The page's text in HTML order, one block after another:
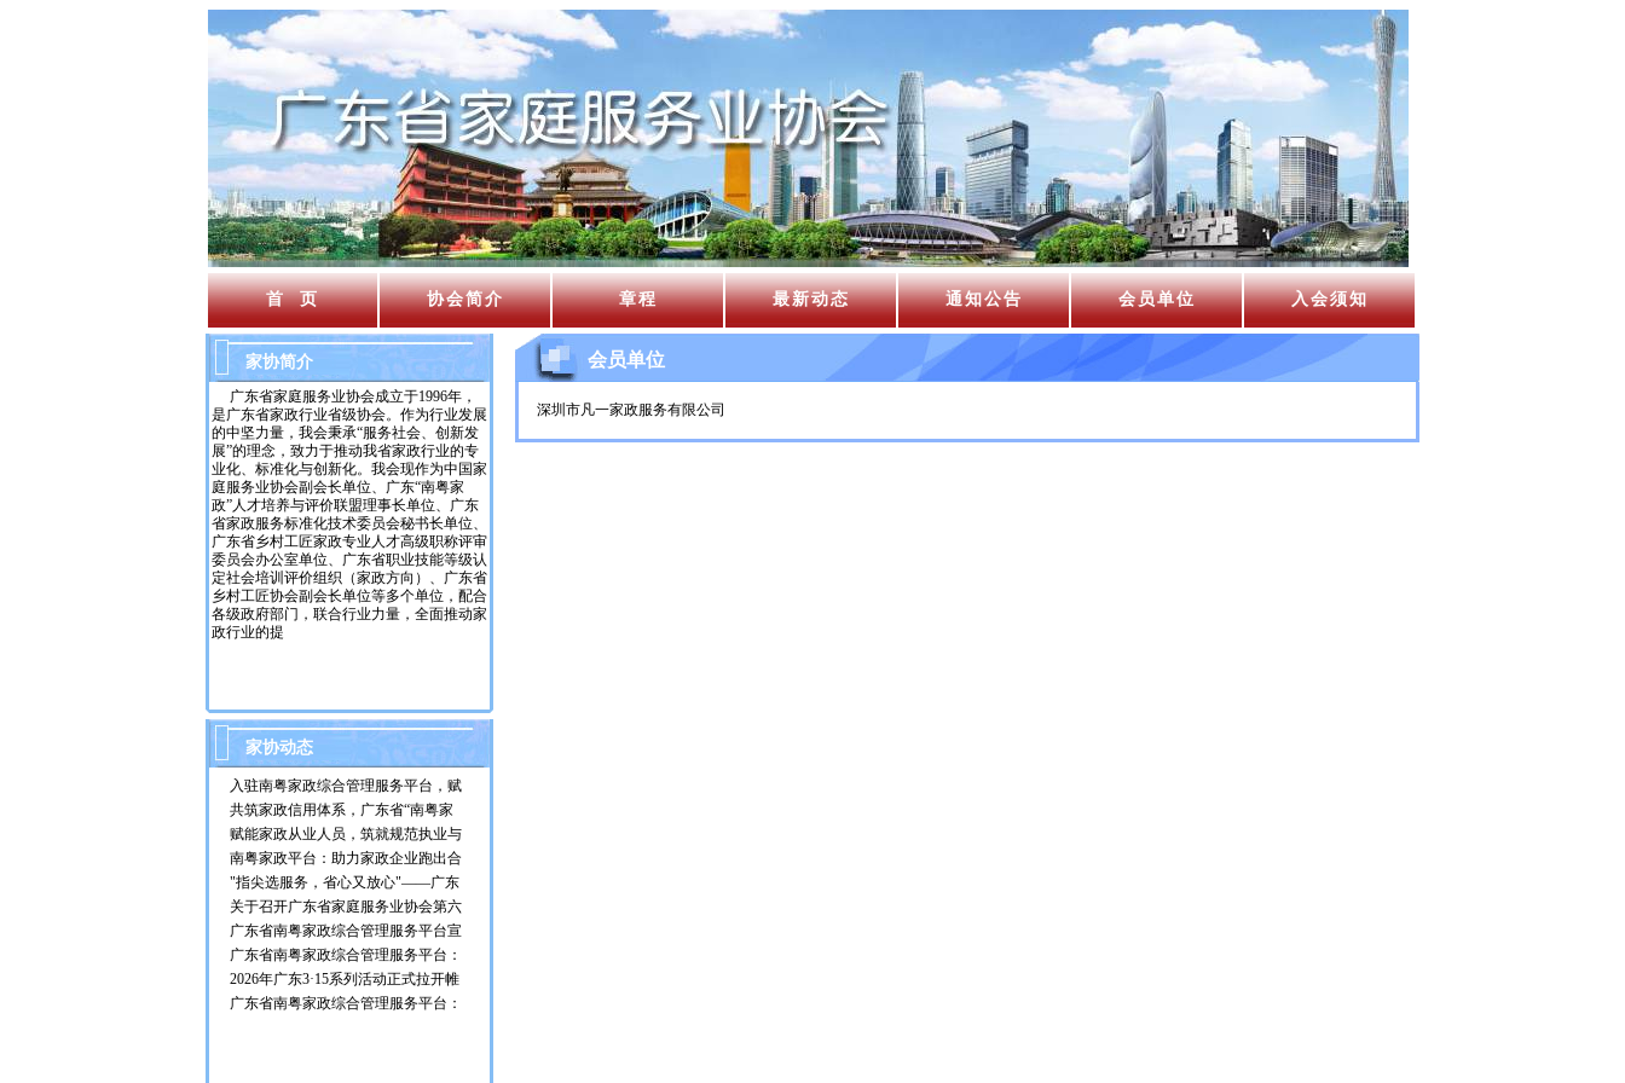
首 页 协会简介 章程 最新动态 通知公告 会员单位 入会须知
家协简介
广东省家庭服务业协会成立于1996年，
是广东省家政行业省级协会。作为行业发展
的中坚力量，我会秉承“服务社会、创新发
展”的理念，致力于推动我省家政行业的专
业化、标准化与创新化。我会现作为中国家
庭服务业协会副会长单位、广东“南粤家
政”人才培养与评价联盟理事长单位、广东
省家政服务标准化技术委员会秘书长单位、
广东省乡村工匠家政专业人才高级职称评审
委员会办公室单位、广东省职业技能等级认
定社会培训评价组织（家政方向）、广东省
乡村工匠协会副会长单位等多个单位，配合
各级政府部门，联合行业力量，全面推动家
政行业的提
家协动态
入驻南粤家政综合管理服务平台，赋
能企业发展
共筑家政信用体系，广东省“南粤家
政”平台助力行业提质扩容
赋能家政从业人员，筑就规范执业与
职业成长"安心港"
南粤家政平台：助力家政企业跑出合
规发展“加速度”
"指尖选服务，省心又放心"——广东
南粤家政平台助力优质家政服务进万
家
关于召开广东省家庭服务业协会第六
届第一次会员大会暨第一次理事会会
议的通知
广东省南粤家政综合管理服务平台宣
介活动在茂名成功举办
广东省南粤家政综合管理服务平台：
一站式安心便捷家政服务体验
2026年广东3·15系列活动正式拉开帷
幕——广东发布放心消费倡议书
广东省南粤家政综合管理服务平台：
会员单位
深圳市凡一家政服务有限公司